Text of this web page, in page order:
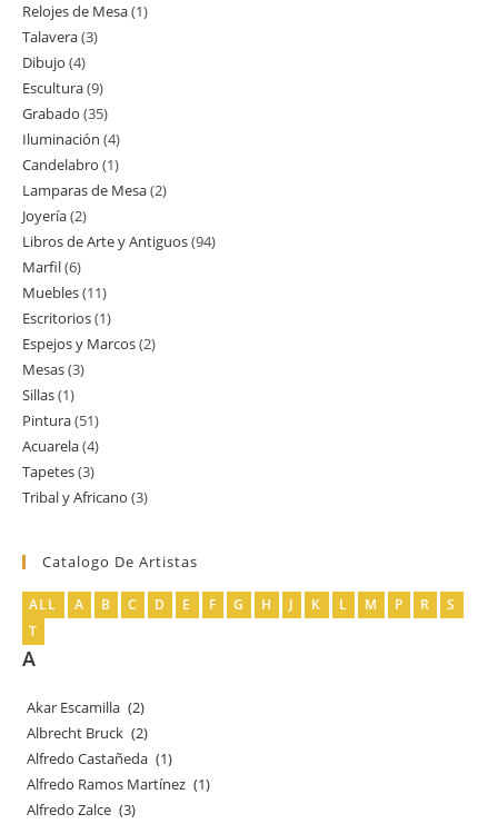
productos
Relojes de Mesa 11
Talavera 33
Dibujo 44
productos
Escultura 99
productos
Grabado 3535
productos
Iluminación 44
productos
Candelabro 11
producto
Lamparas de Mesa 22
Joyería 22
productos
Libros de Arte y Antiguos 9494
Marfil 66
productos
Muebles 1111
productos
Escritorios 11
producto
Espejos y Marcos 22
Mesas 33
Sillas 11
producto
Pintura 5151
productos
Acuarela 44
productos
Tapetes 33
productos
Tribal y Africano 33
Catalogo De Artistas
ALL A B C D E F G H J K L M P R
S
T
A
Akar Escamilla (2)
Albrecht Bruck (2)
Alfredo Castañeda (1)
Alfredo Ramos Martínez (1)
Alfredo Zalce (3)